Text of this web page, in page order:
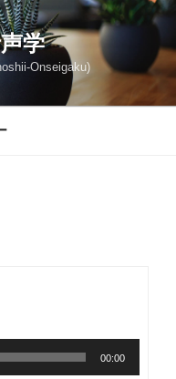
学
Onseigaku)
00:00